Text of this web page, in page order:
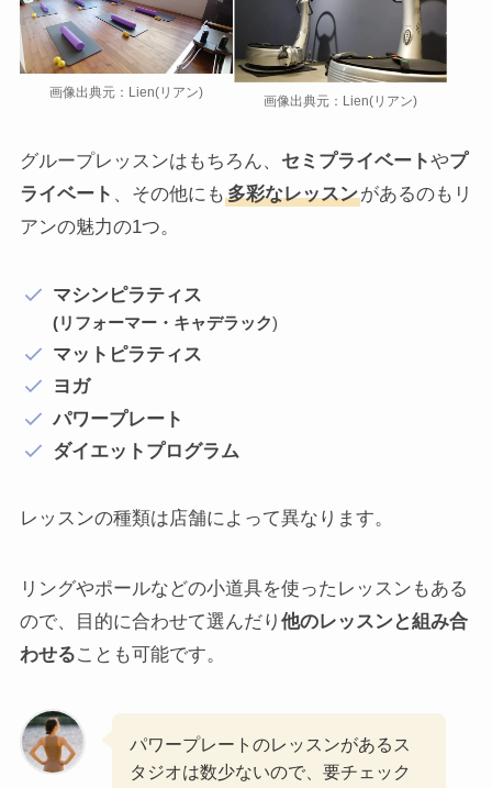
画像出典元：Lien(リアン)
画像出典元：Lien(リアン)
グループレッスンはもちろん、 セミプライベートやプ
ライベート 、その他にも 多彩なレッスンがあるのもリ
アンの魅力の1つ。
マシンピラティス
(リフォーマー・キャデラック)
マットピラティス
ヨガ
パワープレート
ダイエットプログラム
レッスンの種類は店舗によって異なります。
リングやポールなどの小道具を使ったレッスンもある
ので、目的に合わせて選んだり 他のレッスンと組み合
わせることも可能です。
パワープレートのレッスンがあるス
タジオは数少ないので、要チェック